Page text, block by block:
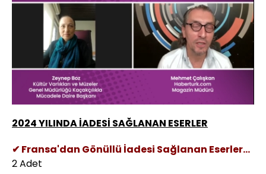
Sesi
Aç
1.28%
Oynatma
Hızı
2024 YILINDA İADESİ SAĞLANAN ESERLER
✔ Fransa'dan Gönüllü İadesi Sağlanan Eserler...
2 Adet